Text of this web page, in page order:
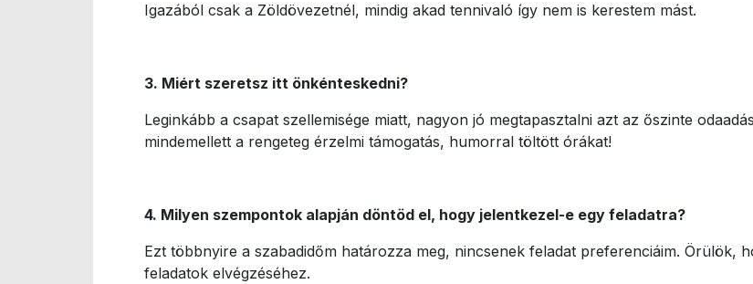
Igazából csak a Zöldövezetnél, mindig akad tennivaló így nem is kerestem mást.
3. Miért szeretsz itt önkénteskedni?
Leginkább a csapat szellemisége miatt, nagyon jó megtapasztalni azt az őszinte
mindemellett a rengeteg érzelmi támogatás, humorral töltött órákat!
4. Milyen szempontok alapján döntöd el, hogy jelentkezel-e egy feladatra?
Ezt többnyire a szabadidőm határozza meg, nincsenek feladat preferenciáim. Örülök,
feladatok elvégzéséhez.